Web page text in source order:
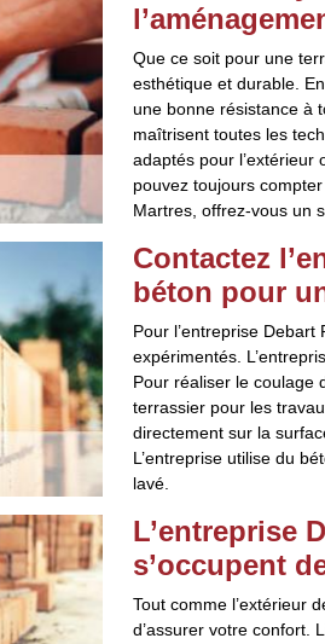
Que ce soit pour une
esthétique et durable.
une bonne résistance à
maîtrisent toutes les
adaptés pour
pouvez toujours
Martres, offrez-vous un
Contactez
béton pour
Pour l’entreprise
expérimentés.
Pour réaliser le coulage
terrassier pour les
directement sur la
L’entreprise utilise du
lavé.
L’entreprise
s’occupent
Tout comme l’extérieur
d’assurer votre confort.